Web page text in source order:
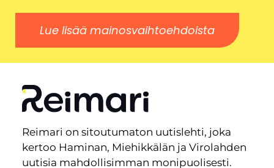
Lue lisää mainosvaihtoehdoista
Reimari on sitoutumaton uutislehti, joka
kertoo Haminan, Miehikkälän ja Virolahden
uutisia mahdollisimman monipuolisesti.